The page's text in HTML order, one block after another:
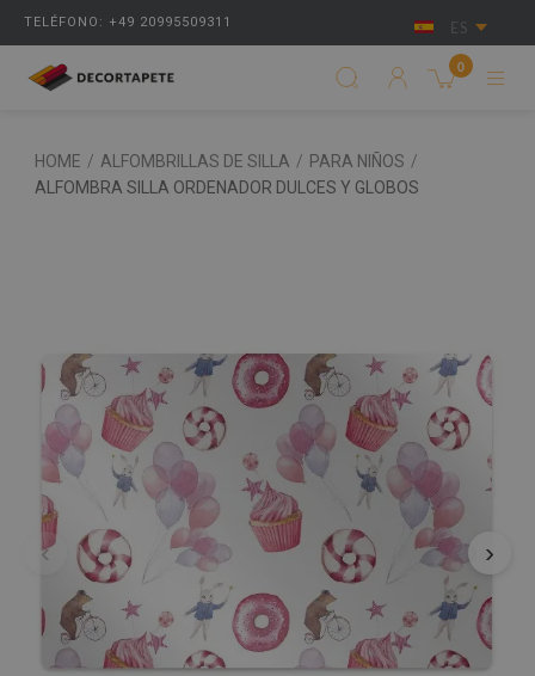
TELÉFONO: +49 20995509311 ES
0
HOME / ALFOMBRILLAS DE SILLA / PARA NIÑOS /
ALFOMBRA SILLA ORDENADOR DULCES Y GLOBOS
‹ ›